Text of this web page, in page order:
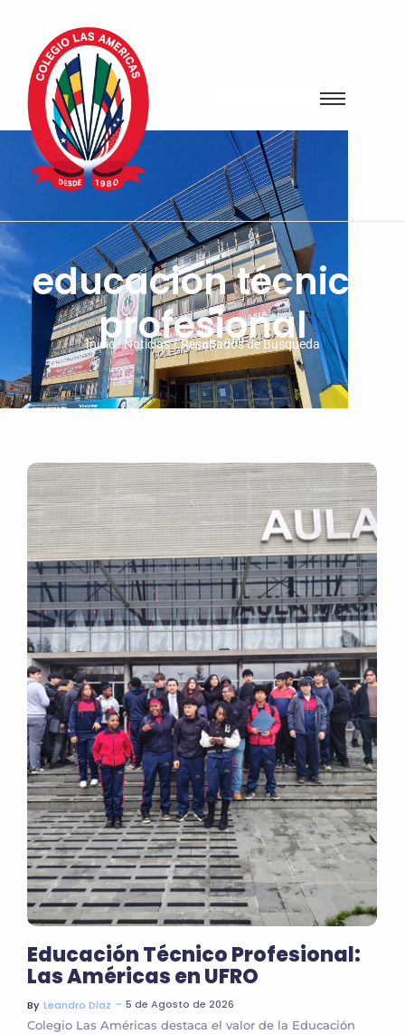
educación técnico
profesional
Inicio/ Noticias / Resultados de Busqueda
Educación Técnico Profesional:
Las Américas en UFRO
By Leandro Díaz ~ 5 de Agosto de 2026
Colegio Las Américas destaca el valor de la Educación